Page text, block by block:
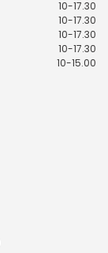
10-17.30
10-17.30
10-17.30
10-17.30
10-15.00